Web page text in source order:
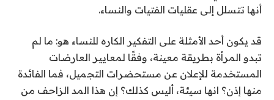
أنها تتسلل إلى عقليات الفتيات والنساء.
قد يكون أحد الأمثلة على التفكير الكاره للنساء هو: ما لم
تبدو المرأة بطريقة معينة، وفقًا لمعايير العارضات
المستخدمة للإعلان عن مستحضرات التجميل، فما الفائدة
منها إذن؟ انها سيئة، أليس كذلك؟ إن هذا المد الزاحف من